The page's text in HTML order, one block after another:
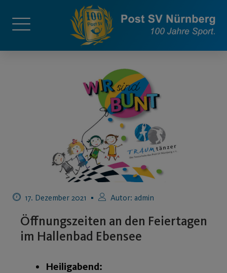
17. Dezember 2021 Autor: admin
Öffnungszeiten an den Feiertagen
im Hallenbad Ebensee
Heiligabend: